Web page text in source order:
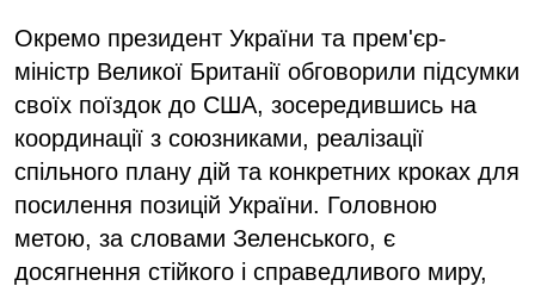
Окремо президент України та прем'єр-
міністр Великої Британії обговорили підсумки
своїх поїздок до США, зосередившись на
координації з союзниками, реалізації
спільного плану дій та конкретних кроках для
посилення позицій України. Головною
метою, за словами Зеленського, є
досягнення стійкого і справедливого миру,